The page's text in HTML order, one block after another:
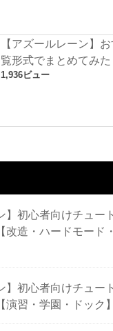
【アズールレーン】
覧形式でまとめてみた
1,936ビュー
】初心者向けチュー
改造・ハードモード
】初心者向けチュー
演習・学園・ドック】